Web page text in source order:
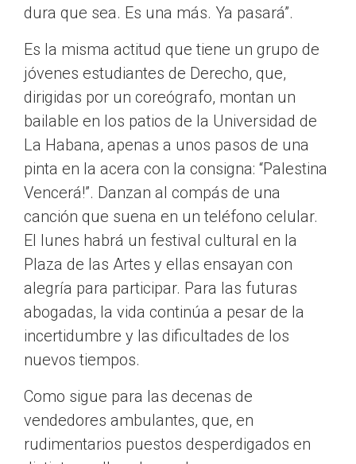
dura que sea. Es una más. Ya pasará”.
Es la misma actitud que tiene un grupo de
jóvenes estudiantes de Derecho, que,
dirigidas por un coreógrafo, montan un
bailable en los patios de la Universidad de
La Habana, apenas a unos pasos de una
pinta en la acera con la consigna: “Palestina
Vencerá!”. Danzan al compás de una
canción que suena en un teléfono celular.
El lunes habrá un festival cultural en la
Plaza de las Artes y ellas ensayan con
alegría para participar. Para las futuras
abogadas, la vida continúa a pesar de la
incertidumbre y las dificultades de los
nuevos tiempos.
Como sigue para las decenas de
vendedores ambulantes, que, en
rudimentarios puestos desperdigados en